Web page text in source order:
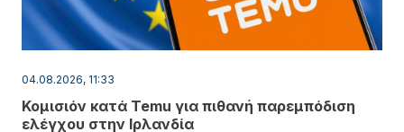
04.08.2026, 11:33
Κομισιόν κατά Temu για πιθανή παρεμπόδιση
ελέγχου στην Ιρλανδία